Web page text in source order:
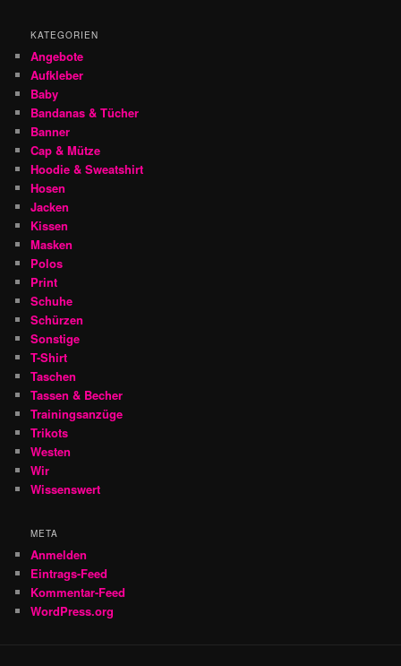
KATEGORIEN
Angebote
Aufkleber
Baby
Bandanas & Tücher
Banner
Cap & Mütze
Hoodie & Sweatshirt
Hosen
Jacken
Kissen
Masken
Polos
Print
Schuhe
Schürzen
Sonstige
T-Shirt
Taschen
Tassen & Becher
Trainingsanzüge
Trikots
Westen
Wir
Wissenswert
META
Anmelden
Eintrags-Feed
Kommentar-Feed
WordPress.org